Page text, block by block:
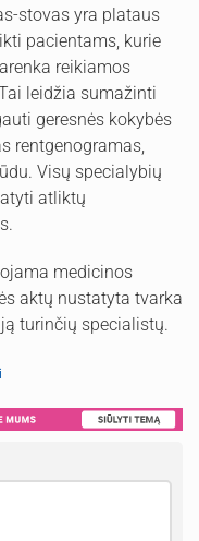
stovas yra plataus
pacientams, kurie
reikiamos
leidžia sumažinti
geresnės kokybės
rentgenogramas,
Visų specialybių
atliktų
medicinos
aktų nustatyta tvarka
turinčių specialistų.